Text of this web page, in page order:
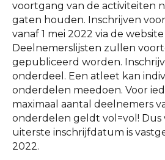
voortgang van de activiteiten
gaten houden. Inschrijven
vanaf 1 mei 2022 via de website
Deelnemerslijsten zullen
gepubliceerd worden.
onderdeel. Een atleet kan
onderdelen meedoen. Voor
maximaal aantal deelnemers
onderdelen geldt vol=vol! Dus
uiterste inschrijfdatum is
2022.